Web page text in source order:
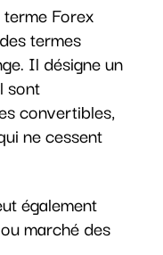
Forex
termes
Il désigne un
sont
convertibles,
ne cessent
également
marché des